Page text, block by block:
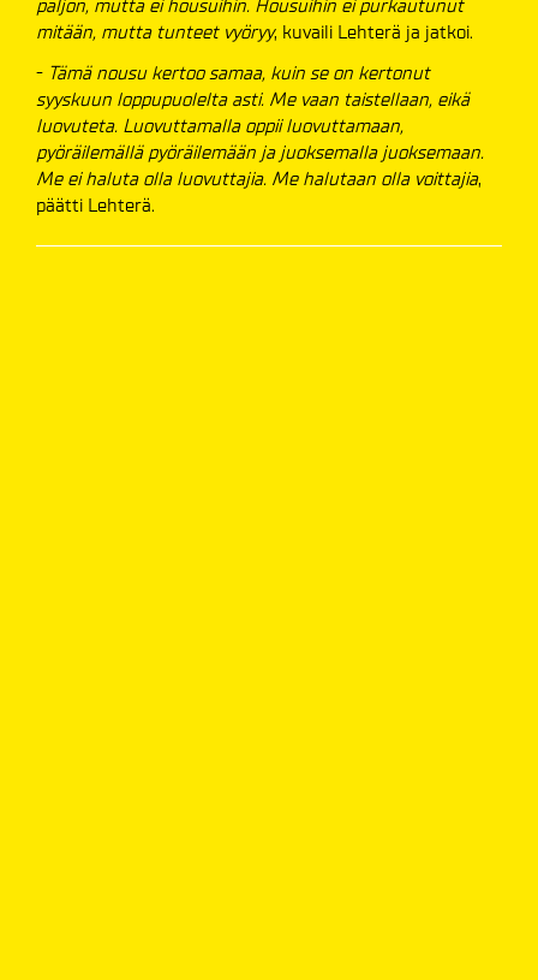
paljon, mutta ei housuihin. Housuihin ei purkautunut
mitään, mutta tunteet vyöryy, kuvaili Lehterä ja jatkoi.
- Tämä nousu kertoo samaa, kuin se on kertonut
syyskuun loppupuolelta asti. Me vaan taistellaan, eikä
luovuteta. Luovuttamalla oppii luovuttamaan,
pyöräilemällä pyöräilemään ja juoksemalla juoksemaan.
Me ei haluta olla luovuttajia. Me halutaan olla voittajia,
päätti Lehterä.